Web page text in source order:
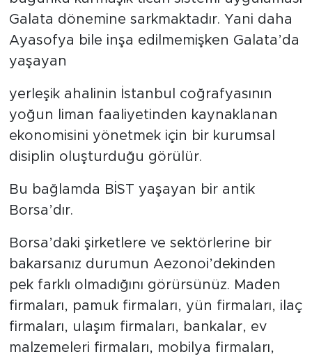
Galata dönemine sarkmaktadır. Yani daha
Ayasofya bile inşa edilmemişken Galata’da
yaşayan
yerleşik ahalinin İstanbul coğrafyasının
yoğun liman faaliyetinden kaynaklanan
ekonomisini yönetmek için bir kurumsal
disiplin oluşturduğu görülür.
Bu bağlamda BİST yaşayan bir antik
Borsa’dır.
Borsa’daki şirketlere ve sektörlerine bir
bakarsanız durumun Aezonoi’dekinden
pek farklı olmadığını görürsünüz. Maden
firmaları, pamuk firmaları, yün firmaları, ilaç
firmaları, ulaşım firmaları, bankalar, ev
malzemeleri firmaları, mobilya firmaları,